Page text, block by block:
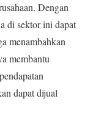
Dengan
di sektor ini dapat
menambahkan
membantu
dapat dijual